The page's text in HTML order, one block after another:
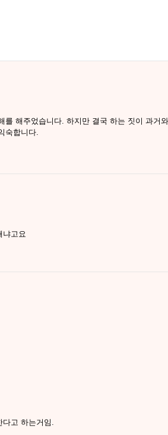
해주었습니다. 하지만 결국 하는 짓이 과거
숙합니다.
고요
고 하는거임.